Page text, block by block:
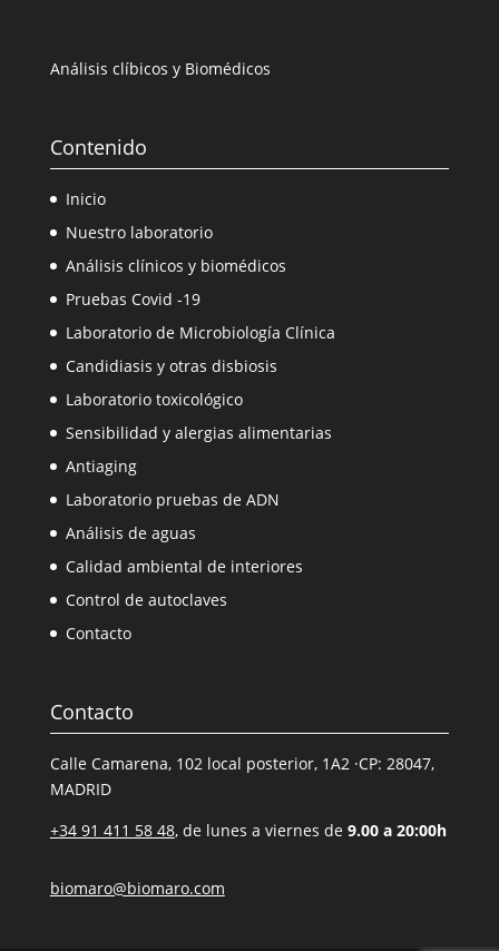
Análisis clíbicos y Biomédicos
Contenido
Inicio
Nuestro laboratorio
Análisis clínicos y biomédicos
Pruebas Covid -19
Laboratorio de Microbiología Clínica
Candidiasis y otras disbiosis
Laboratorio toxicológico
Sensibilidad y alergias alimentarias
Antiaging
Laboratorio pruebas de ADN
Análisis de aguas
Calidad ambiental de interiores
Control de autoclaves
Contacto
Contacto
Calle Camarena, 102 local posterior, 1A2 ·CP: 28047,
MADRID
+34 91 411 58 48, de lunes a viernes de 9.00 a 20:00h
biomaro@biomaro.com